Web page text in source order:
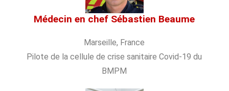
Médecin en chef Sébastien Beaume
Marseille, France
Pilote de la cellule de crise sanitaire Covid-19 du
BMPM